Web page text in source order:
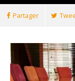
Partager